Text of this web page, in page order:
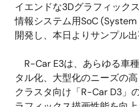
イエンドな3Dグラフィック
情報システム用SoC
開発し、本日よりサンプル出
R-Car E3は、あらゆる車
タル化、大型化のニーズの
クラスタ向け「R-Car D3」